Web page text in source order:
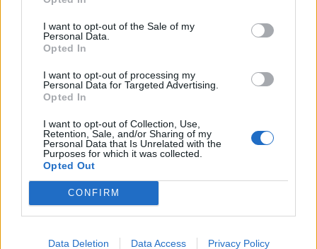
I want to opt-out of the Sale of my
Personal Data.
Opted In
I want to opt-out of processing my
Personal Data for Targeted Advertising.
Opted In
I want to opt-out of Collection, Use,
Retention, Sale, and/or Sharing of my
Personal Data that Is Unrelated with the
Purposes for which it was collected.
Opted Out
CONFIRM
Data Deletion Data Access Privacy Policy
multitude de situations amusantes ou
attendrissantes pour les photographes amateurs. Les
souvent dans leur cage ou dans des zones délimitées,
limitant ainsi leurs opportunités de créer du contenu
Les aspects pratiques et
l’engagement des propriétaires
Facilité à prendre en photo un chat
Les propriétaires de chats peuvent facilement